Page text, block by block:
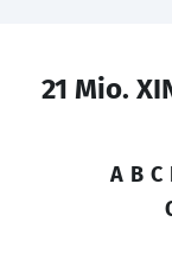
21 Mio.
A B C